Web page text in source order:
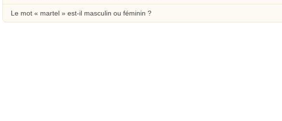
Le mot « martel » est-il masculin ou féminin ?